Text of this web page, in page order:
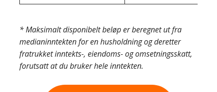
* Maksimalt disponibelt beløp er beregnet ut fra
medianinntekten for en husholdning og deretter
fratrukket inntekts-, eiendoms- og omsetningsskatt,
forutsatt at du bruker hele inntekten.